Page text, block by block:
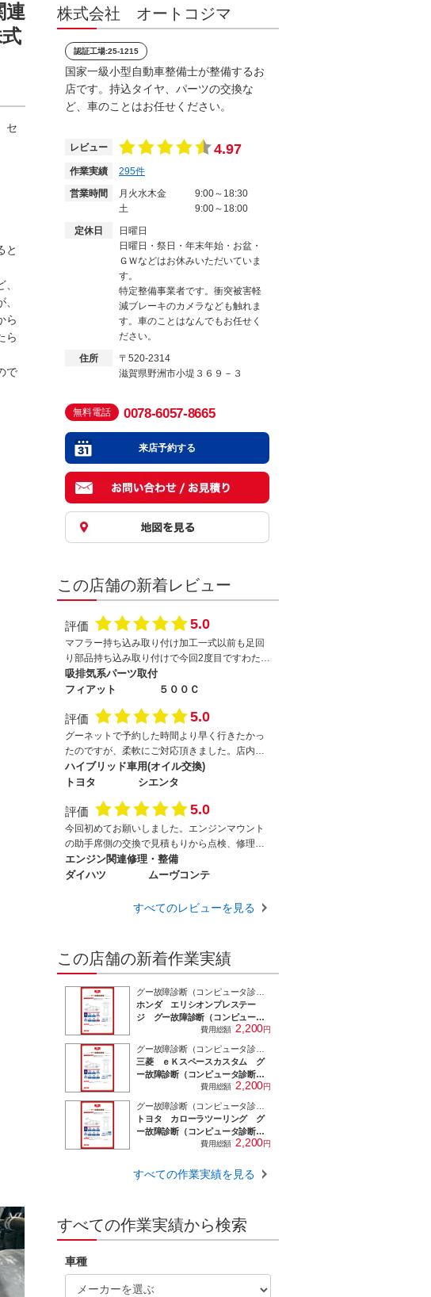
セ
と
ら
ら
で
株式会社 オートコジマ
認証工場:25-1215
国家一級小型自動車整備士が整備するお
店です。持込タイヤ、パーツの交換な
ど、車のことはお任せください。
レビュー 4.97
作業実績 295件
営業時間
月火水木金
9:00～18:30
土
9:00～18:00
定休日
日曜日
日曜日・祭日・年末年始・お盆・
ＧＷなどはお休みいただいていま
す。
特定整備事業者です。衝突被害軽
減ブレーキのカメラなども触れま
す。車のことはなんでもお任せく
ださい。
住所
〒520-2314
滋賀県野洲市小堤３６９－３
無料電話 0078-6057-8665
来店予約する
この店舗の新着レビュー
評価 5.0
マフラー持ち込み取り付け加工一式以前も足回
り部品持ち込み取り付けで今回2度目ですわたく
しのわがままで、わがままな部品を無理やり取
り付け頂きました切断、溶接、加工他あれこれ
に柔軟に対応頂きました今後もわがまま聞いて
下さいねw
吸排気系パーツ取付
フィアット
５００Ｃ
評価 5.0
グーネットで予約した時間より早く行きたかっ
たのですが、柔軟にご対応頂きました。店内に1
級整備士の証明書が展示されてあり、今回で3度
目ですが安心してお任せしています。ディーラ
換するより断然、「早い、安い、安心、柔軟対
応、親切」です。お店自体は多少入り組んだ場
所にありますが、私のお気に入りのお店です。
その他の整備も安心してお任せできそうなお店
です。
ハイブリッド車用(オイル交換)
トヨタ
シエンタ
評価 5.0
今回初めてお願いしました。エンジンマウント
の助手席側の交換で見積もりから点検、修理ま
でとても親切丁寧で料金も納得の価格でした。
次回のマウント交換の予約までしてきました。
エンジン関連修理・整備
ダイハツ
ムーヴコンテ
すべてのレビューを見る
この店舗の新着作業実績
グー故障診断（コンピュータ診断）
ホンダ エリシオンプレステー
ジ グー故障診断（コンピュータ
診断） その他 株式会社オート
障 滋賀 野洲 守山 栗東 草
津 近江八幡 竜王 湖南
費用総額 2,200円
グー故障診断（コンピュータ診断）
三菱 ｅＫスペースカスタム グ
ー故障診断（コンピュータ診断）
株式会社オートコジマ 車検
守山 栗東 草津 近江八幡 竜
王 湖南
費用総額 2,200円
グー故障診断（コンピュータ診断）
トヨタ カローラツーリング グ
ー故障診断（コンピュータ診断）
株式会社オートコジマ 車検
守山 栗東 草津 近江八幡 竜
王 湖南
費用総額 2,200円
すべての作業実績を見る
すべての作業実績から検索
車種